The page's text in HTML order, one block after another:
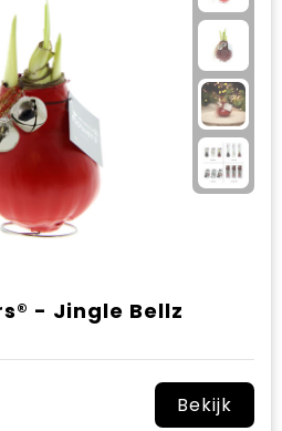
- Jingle Bellz
Bekijk